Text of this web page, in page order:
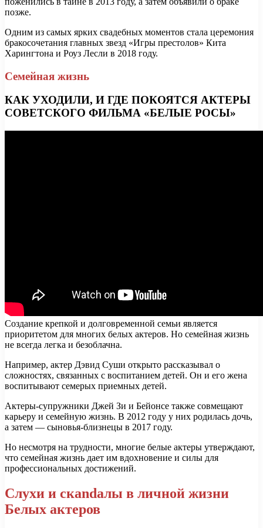
позже.
Одним из самых ярких свадебных моментов стала церемония
бракосочетания главных звезд «Игры престолов» Кита
Харингтона и Роуз Лесли в 2018 году.
Семейная жизнь
КАК УХОДИЛИ, И ГДЕ ПОКОЯТСЯ АКТЕРЫ
СОВЕТСКОГО ФИЛЬМА «БЕЛЫЕ РОСЫ»
Создание крепкой и долговременной семьи является
приоритетом для многих белых актеров. Но семейная жизнь
не всегда легка и безоблачна.
Например, актер Дэвид Суши открыто рассказывал о
сложностях, связанных с воспитанием детей. Он и его жена
воспитывают семерых приемных детей.
Актеры-супружники Джей Зи и Бейонсе также совмещают
карьеру и семейную жизнь. В 2012 году у них родилась дочь,
а затем — сыновья-близнецы в 2017 году.
Но несмотря на трудности, многие белые актеры утверждают,
что семейная жизнь дает им вдохновение и силы для
профессиональных достижений.
Слухи и скandалы в личной жизни
Белых актеров